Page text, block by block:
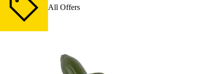
All Offers